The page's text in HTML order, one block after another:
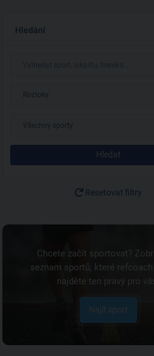
Hledání
Roztoky
Všechny sporty
Hledat
Resetovat filtry
Chcete začít sportovat?
seznam sportů, které
najděte ten pravý pro
Najít sport